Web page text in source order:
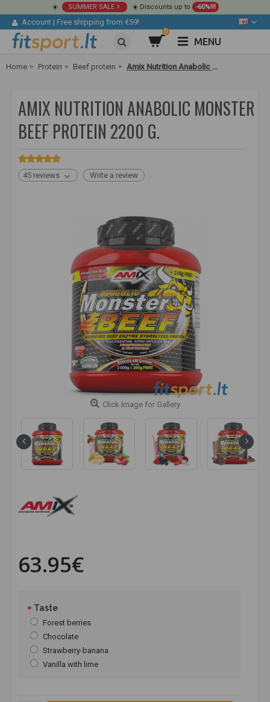
☀️ SUMMER SALE ☀️ Discounts up to -60%!!!
Account | Free shipping from €59!
0
MENU
Home Protein Beef protein Amix Nutrition Anabolic Monster Beef Protein 2200 g.
AMIX NUTRITION ANABOLIC MONSTER
BEEF PROTEIN 2200 G.
45 reviews Write a review
Click Image for Gallery
63.95€
Taste
Forest berries
Chocolate
Strawberry-banana
Vanilla with lime